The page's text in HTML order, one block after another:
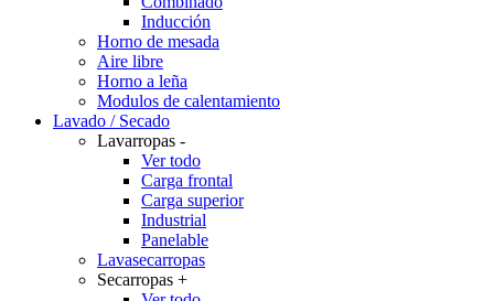
Inducción
Horno de mesada
Aire libre
Horno a leña
Modulos de calentamiento
Lavado / Secado
Lavarropas -
Ver todo
Carga frontal
Carga superior
Industrial
Panelable
Lavasecarropas
Secarropas +